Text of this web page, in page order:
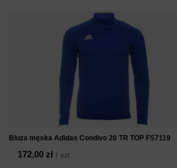
Bluza męska Adidas Condivo 20 TR TOP FS7119
172,00 zł / szt.